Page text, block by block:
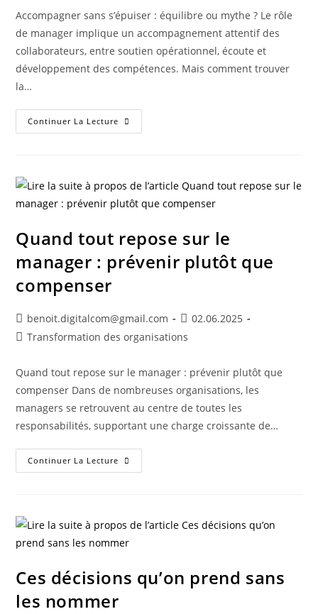
Accompagner sans s’épuiser : équilibre ou mythe ? Le rôle
de manager implique un accompagnement attentif des
collaborateurs, entre soutien opérationnel, écoute et
développement des compétences. Mais comment trouver
la…
Continuer La Lecture
Quand tout repose sur le
manager : prévenir plutôt que
compenser
benoit.digitalcom@gmail.com
02.06.2025
Transformation des organisations
Quand tout repose sur le manager : prévenir plutôt que
compenser Dans de nombreuses organisations, les
managers se retrouvent au centre de toutes les
responsabilités, supportant une charge croissante de…
Continuer La Lecture
Ces décisions qu’on prend sans
les nommer